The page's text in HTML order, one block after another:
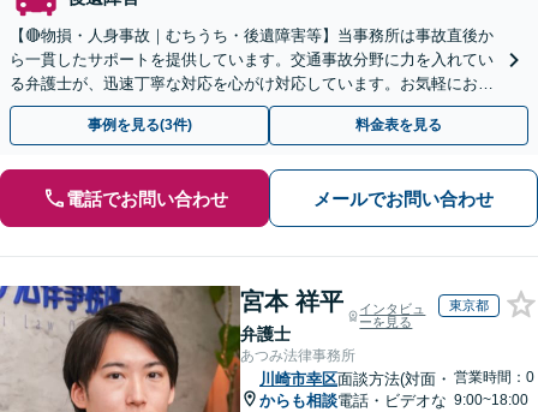
【🔴物損・人身事故｜むちうち・後遺障害等】当事務所は事故直後か
ら一貫したサポートを提供しています。交通事故分野に力を入れてい
る弁護士が、迅速丁寧な対応を心がけ対応しています。お気軽にお問
い合わせください。◤完全予約制・初回法律相談無料◢
事例を見る(3件) 料金表を見る
電話でお問い合わせ メールでお問い合わせ
宮本 祥平
弁護士
インタビュ
ーを見る
東京都
あつみ法律事務所
川崎市幸区
からも相談
面談方法(対面・
電話・ビデオな
営業時間：0
9:00~18:00